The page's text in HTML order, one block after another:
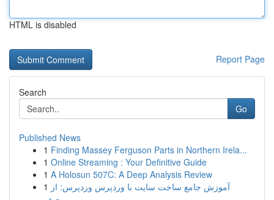
HTML is disabled
Report Page
Search
Go
Published News
1 Finding Massey Ferguson Parts in Northern Irela...
1 Online Streaming : Your Definitive Guide
1 A Holosun 507C: A Deep Analysis Review
1 آموزش جامع ساخت سایت با وردپرس وردپرس: از